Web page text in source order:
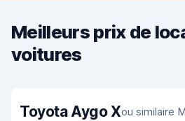
Meilleurs prix de
voitures
Toyota Aygo Xou similaire